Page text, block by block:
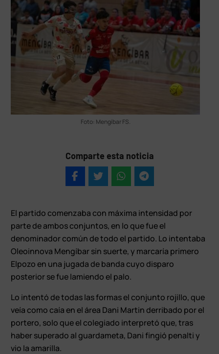
Foto: Mengíbar FS.
Comparte esta noticia
El partido comenzaba con máxima intensidad por
parte de ambos conjuntos, en lo que fue el
denominador común de todo el partido. Lo intentaba
Oleoinnova Mengíbar sin suerte, y marcaría primero
Elpozo en una jugada de banda cuyo disparo
posterior se fue lamiendo el palo.
Lo intentó de todas las formas el conjunto rojillo, que
veía como caía en el área Dani Martin derribado por el
portero, solo que el colegiado interpretó que, tras
haber superado al guardameta, Dani fingió penalti y
vio la amarilla.